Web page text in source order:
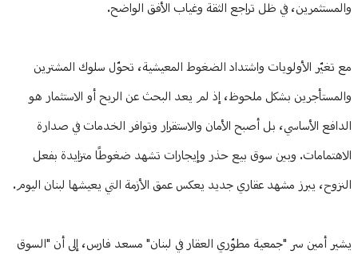
والمستثمرين، في ظل تراجع الثقة وغياب الأفق الواضح.
مع تغيّر الأولويات واشتداد الضغوط المعيشية، تحوّل سلوك المشترين
والمستأجرين بشكل ملحوظ، إذ لم يعد البحث عن الربح أو الاستثمار هو
الدافع الأساسي، بل أصبح الأمان والاستقرار وتوافر الخدمات في صدارة
الاهتمامات. وبين سوق بيع حذر وإيجارات تشهد ضغوطًا متزايدة بفعل
النزوح، يبرز مشهد عقاري جديد يعكس عمق الأزمة التي يعيشها لبنان اليوم.
يشير أمين سر "جمعية مطوّري العقار في لبنان" مسعد فارس، إلى أن "السوق